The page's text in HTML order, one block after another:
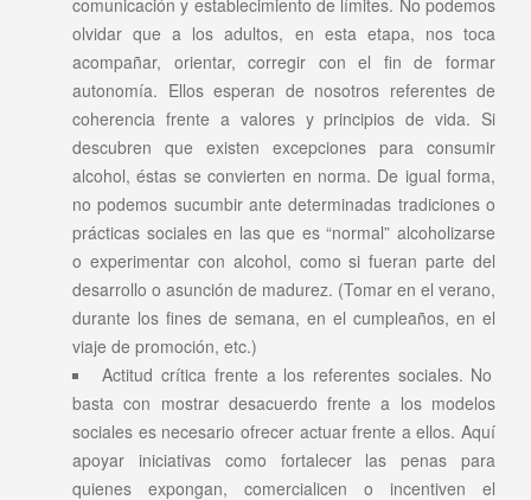
comunicación y establecimiento de límites. No podemos
olvidar que a los adultos, en esta etapa, nos toca
acompañar, orientar, corregir con el fin de formar
autonomía. Ellos esperan de nosotros referentes de
coherencia frente a valores y principios de vida. Si
descubren que existen excepciones para consumir
alcohol, éstas se convierten en norma. De igual forma,
no podemos sucumbir ante determinadas tradiciones o
prácticas sociales en las que es “normal” alcoholizarse
o experimentar con alcohol, como si fueran parte del
desarrollo o asunción de madurez. (Tomar en el verano,
durante los fines de semana, en el cumpleaños, en el
viaje de promoción, etc.)
Actitud crítica frente a los referentes sociales. No
basta con mostrar desacuerdo frente a los modelos
sociales es necesario ofrecer actuar frente a ellos. Aquí
apoyar iniciativas como fortalecer las penas para
quienes expongan, comercialicen o incentiven el